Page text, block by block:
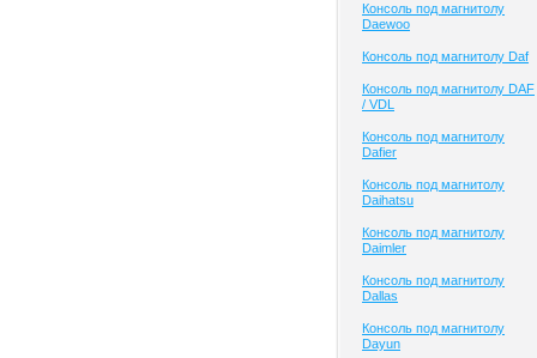
Консоль под магнитолу
Daewoo
Консоль под магнитолу Daf
Консоль под магнитолу DAF
/ VDL
Консоль под магнитолу
Dafier
Консоль под магнитолу
Daihatsu
Консоль под магнитолу
Daimler
Консоль под магнитолу
Dallas
Консоль под магнитолу
Dayun